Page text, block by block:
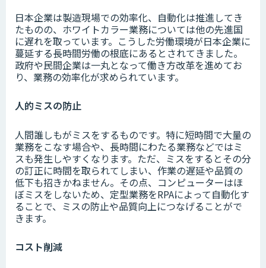
日本企業は製造現場での効率化、自動化は推進してき
たものの、ホワイトカラー業務については他の先進国
に遅れを取っています。こうした労働環境が日本企業に
蔓延する長時間労働の根底にあるとされてきました。
政府や民間企業は一丸となって働き方改革を進めてお
り、業務の効率化が求められています。
人的ミスの防止
人間誰しもがミスをするものです。特に短時間で大量の
業務をこなす場合や、長時間にわたる業務などではミ
スも発生しやすくなります。ただ、ミスをするとその分
の訂正に時間を取られてしまい、作業の遅延や品質の
低下も招きかねません。その点、コンピューターはほ
ぼミスをしないため、定型業務をRPAによって自動化す
ることで、ミスの防止や品質向上につなげることがで
きます。
コスト削減